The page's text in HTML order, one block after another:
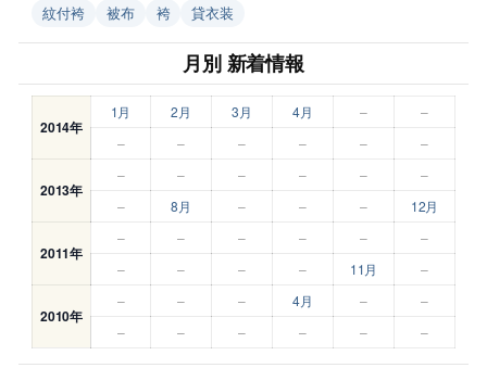
紋付袴
被布 袴 貸衣装
月別 新着情報
2014年
1月 2月 3月 4月 –
–
–
– – – – –
2013年
– – – – –
–
–
8月 – – – 12月
2011年
– – – – –
–
–
– – – 11月 –
2010年
– – – 4月 –
–
–
– – – – –